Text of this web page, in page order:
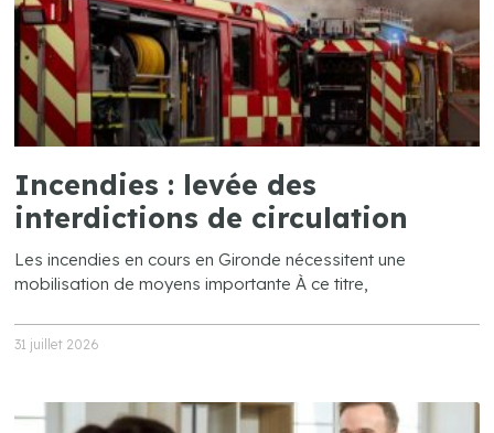
Incendies : levée des
interdictions de circulation
Les incendies en cours en Gironde nécessitent une
mobilisation de moyens importante À ce titre,
31 juillet 2026